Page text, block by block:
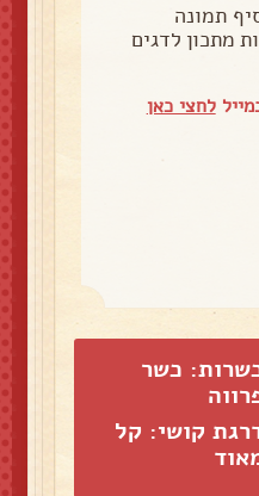
תמונה
מתכון לדגים
לחצי כאן
כשר
קושי: קל